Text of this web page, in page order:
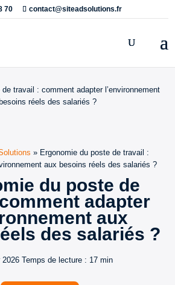
70 contact@siteadsolutions.fr
»Ergonomie du poste de travail :
aux besoins réels des salariés ?
du poste de
adapter
aux
des salariés ?
2026 Temps de lecture : 17 min